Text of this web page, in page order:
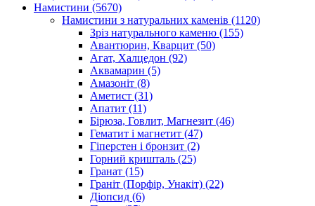
Намистини (5670)
Намистини з натуральних каменів (1120)
Зріз натурального каменю (155)
Авантюрин, Кварцит (50)
Агат, Халцедон (92)
Аквамарин (5)
Амазоніт (8)
Аметист (31)
Апатит (11)
Бірюза, Говлит, Магнезит (46)
Гематит і магнетит (47)
Гіперстен і бронзит (2)
Горний кришталь (25)
Гранат (15)
Граніт (Порфір, Унакіт) (22)
Діопсид (6)